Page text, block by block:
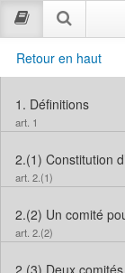
Retour en haut
1. Définitions
art. 1
2.(1) Constitution
art. 2.(1)
2.(2) Un comité
art. 2.(2)